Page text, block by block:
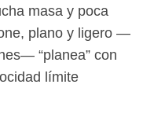
masa y poca
plano y ligero —
“planea” con
límite